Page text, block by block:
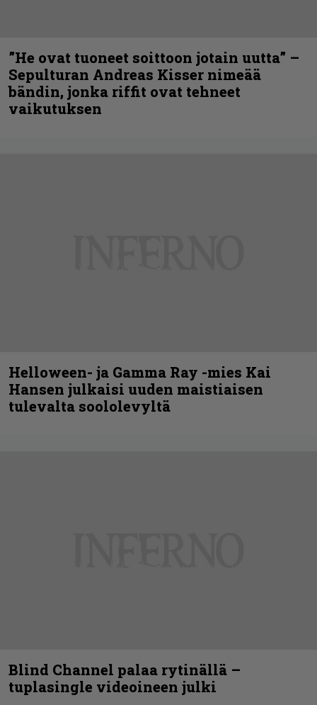
”He ovat tuoneet soittoon jotain uutta” –
Sepulturan Andreas Kisser nimeää
bändin, jonka riffit ovat tehneet
vaikutuksen
Helloween- ja Gamma Ray -mies Kai
Hansen julkaisi uuden maistiaisen
tulevalta soololevyltä
Blind Channel palaa rytinällä –
tuplasingle videoineen julki